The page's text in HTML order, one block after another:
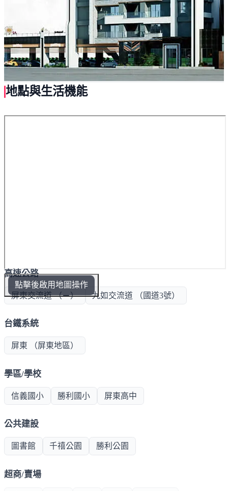
地點與生活機能
點擊後啟用地圖操作
高速公路
屏東交流道 （－） 九如交流道 （國道3號）
台鐵系統
屏東 （屏東地區）
學區/學校
信義國小 勝利國小 屏東高中
公共建設
圖書館 千禧公園 勝利公園
超商/賣場